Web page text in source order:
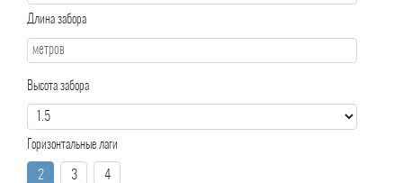
Длина забора
Высота забора
Горизонтальные лаги
2 3 4